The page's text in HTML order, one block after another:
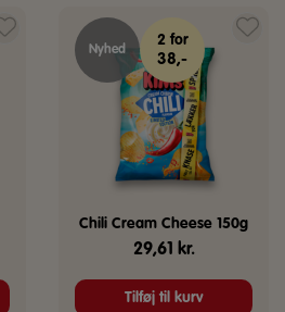
Nyhed
2 for
38,-
Chili Cream Cheese 150g
29,61 kr.
Tilføj til kurv